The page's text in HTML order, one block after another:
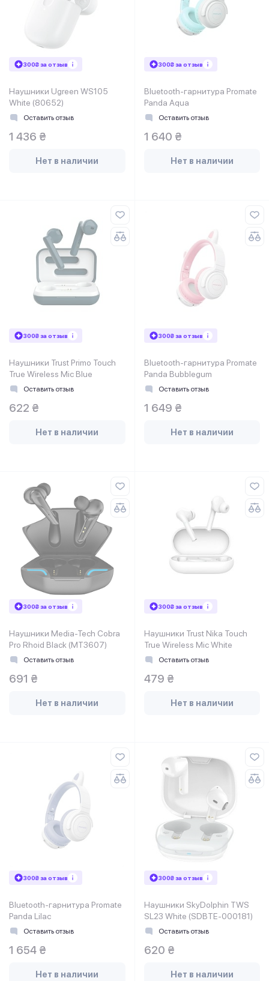
300₴ за отзыв
Наушники Ugreen WS105
White (80652)
Оставить отзыв
1 436 ₴
Нет в наличии
300₴ за отзыв
Bluetooth-гарнитура Promate
Panda Aqua
Оставить отзыв
1 640 ₴
Нет в наличии
300₴ за отзыв
Наушники Trust Primo Touch
True Wireless Mic Blue
Оставить отзыв
622 ₴
Нет в наличии
300₴ за отзыв
Bluetooth-гарнитура Promate
Panda Bubblegum
Оставить отзыв
1 649 ₴
Нет в наличии
300₴ за отзыв
Наушники Media-Tech Cobra
Pro Rhoid Black (MT3607)
Оставить отзыв
691 ₴
Нет в наличии
300₴ за отзыв
Наушники Trust Nika Touch
True Wireless Mic White
Оставить отзыв
479 ₴
Нет в наличии
300₴ за отзыв
Bluetooth-гарнитура Promate
Panda Lilac
Оставить отзыв
1 654 ₴
Нет в наличии
300₴ за отзыв
Наушники SkyDolphin TWS
SL23 White (SDBTE-000181)
Оставить отзыв
620 ₴
Нет в наличии